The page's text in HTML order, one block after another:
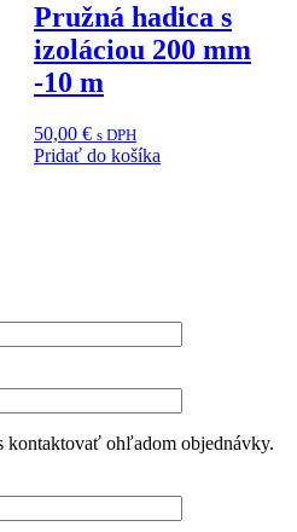
Pružná hadica s
izoláciou 200 mm
-10 m
50,00€ s DPH
Pridať do košíka
kontaktovať ohľadom objednávky.